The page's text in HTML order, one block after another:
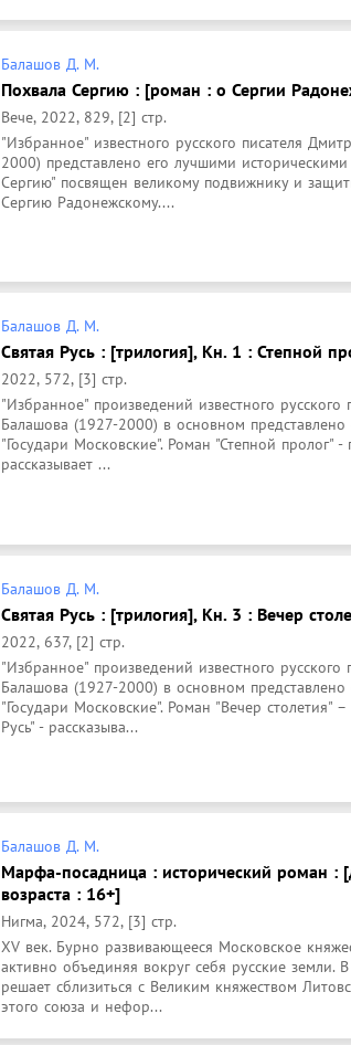
Балашов Д. М.
Похвала Сергию : [роман : о Сергии
Вече, 2022, 829, [2] стр.
"Избранное" известного русского писателя
2000) представлено его лучшими
Сергию" посвящен великому подвижнику и
Сергию Радонежскому....
Балашов Д. М.
Святая Русь : [трилогия], Кн. 1 : Степной
2022, 572, [3] стр.
"Избранное" произведений известного
Балашова (1927-2000) в основном
"Государи Московские". Роман "Степной пролог" -
рассказывает ...
Балашов Д. М.
Святая Русь : [трилогия], Кн. 3 : Вечер
2022, 637, [2] стр.
"Избранное" произведений известного
Балашова (1927-2000) в основном
"Государи Московские". Роман "Вечер столетия"
Русь" - рассказыва...
Балашов Д. М.
Марфа-посадница : исторический роман :
возраста : 16+]
Нигма, 2024, 572, [3] стр.
XV век. Бурно развивающееся Московское
активно объединяя вокруг себя русские
решает сблизиться с Великим княжеством
этого союза и нефор...